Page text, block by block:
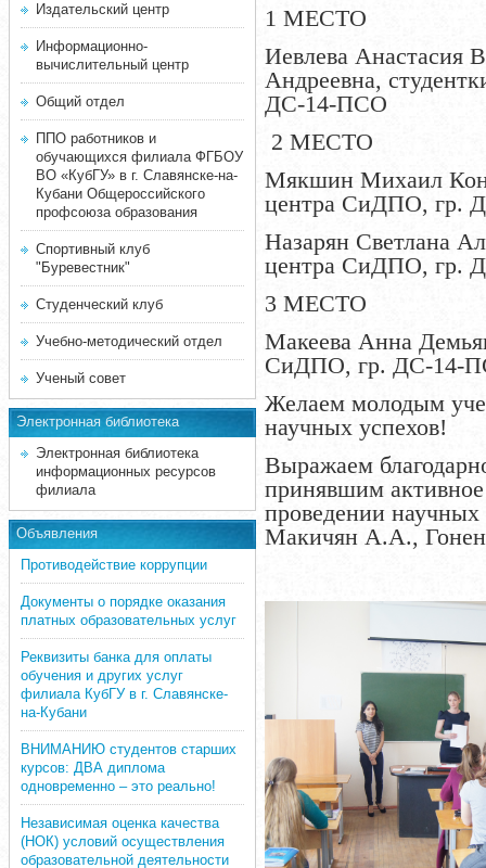
Издательский центр
Информационно-
вычислительный центр
Общий отдел
ППО работников и
обучающихся филиала ФГБОУ
ВО «КубГУ» в г. Славянске-на-
Кубани Общероссийского
профсоюза образования
Спортивный клуб
"Буревестник"
Студенческий клуб
Учебно-методический отдел
Ученый совет
Электронная библиотека
Электронная библиотека
информационных ресурсов
филиала
Объявления
Противодействие коррупции
Документы о порядке оказания
платных образовательных услуг
Реквизиты банка для оплаты
обучения и других услуг
филиала КубГУ в г. Славянске-
на-Кубани
ВНИМАНИЮ студентов старших
курсов: ДВА диплома
одновременно – это реально!
Независимая оценка качества
(НОК) условий осуществления
образовательной деятельности
1 МЕСТО
Иевлева Анастасия
Андреевна,
ДС-14-ПСО
2 МЕСТО
Мякшин Михаил
центра СиДПО, гр.
Назарян Светлана
центра СиДПО, гр.
3 МЕСТО
Макеева Анна
СиДПО, гр. ДС-14-
Желаем молодым
научных успехов!
Выражаем
принявшим активное
проведении
Макичян А.А.,